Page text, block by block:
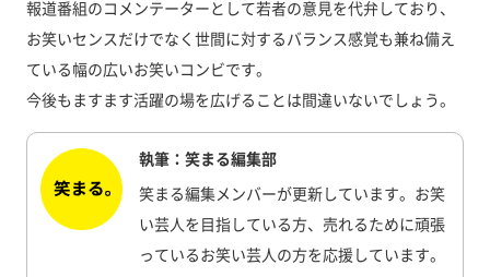
報道番組のコメンテーターとして若者の意見を代弁しており、
お笑いセンスだけでなく世間に対するバランス感覚も兼ね備え
ている幅の広いお笑いコンビです。
今後もますます活躍の場を広げることは間違いないでしょう。
執筆：笑まる編集部
笑まる編集メンバーが更新しています。お笑
い芸人を目指している方、売れるために頑張
っているお笑い芸人の方を応援しています。